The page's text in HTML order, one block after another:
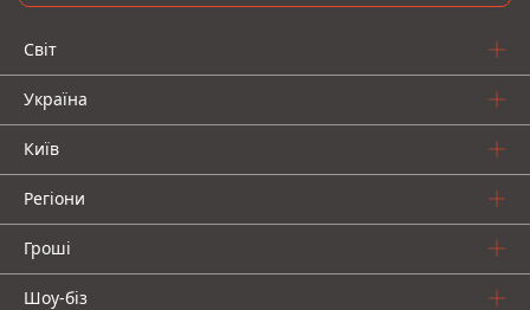
Світ
Україна
Київ
Регіони
Гроші
Шоу-біз